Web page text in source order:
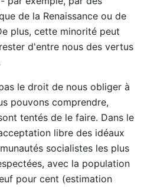
de la Renaissance ou de
plus, cette minorité peut
d'entre nous des vertus
le droit de nous obliger à
pouvons comprendre,
tentés de le faire. Dans le
libre des idéaux
socialistes les plus
avec la population
pour cent (estimation